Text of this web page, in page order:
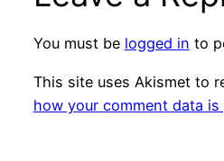
You must be logged in to
This site uses Akismet to
how your comment data is